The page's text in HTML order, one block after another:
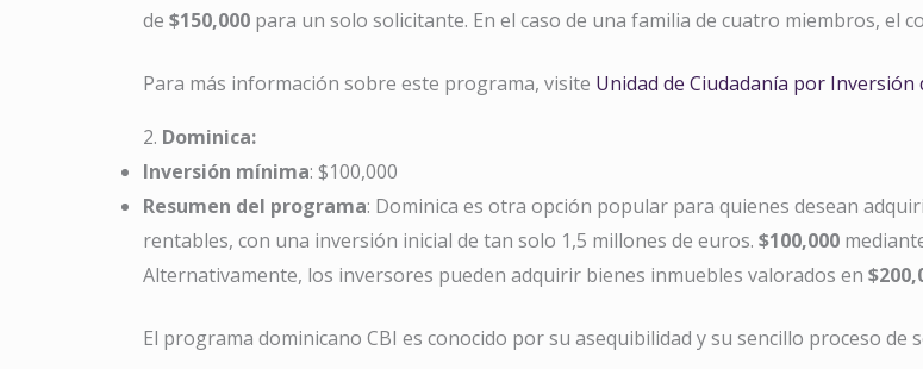
de $150,000 para un solo solicitante. En el caso de una familia de cuatro miembros, el
Para más información sobre este programa, visite Unidad de Ciudadanía por Inversión
2. Dominica:
Inversión mínima: $100,000
Resumen del programa: Dominica es otra opción popular para quienes desean
rentables, con una inversión inicial de tan solo 1,5 millones de euros. $100,000
Alternativamente, los inversores pueden adquirir bienes inmuebles valorados en
El programa dominicano CBI es conocido por su asequibilidad y su sencillo proceso de